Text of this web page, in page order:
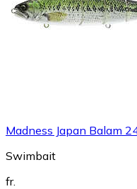
Madness Japan Balam
Swimbait
fr.